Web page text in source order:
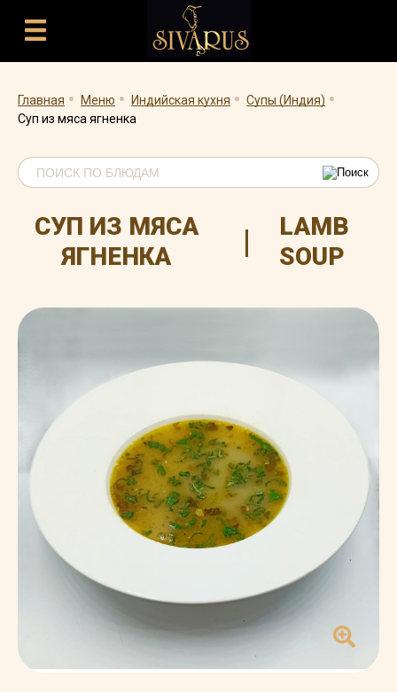
Главная . Меню . Индийская кухня . Супы (Индия) .
Суп из мяса ягненка
СУП ИЗ МЯСА
ЯГНЕНКА
|
LAMB
SOUP